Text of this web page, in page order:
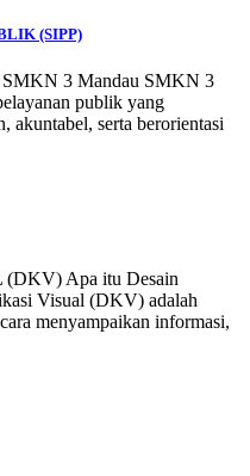
(SIPP)
SMKN 3 Mandau SMKN 3
publik yang
akuntabel, serta berorientasi
Apa itu Desain
Visual (DKV) adalah
menyampaikan informasi,